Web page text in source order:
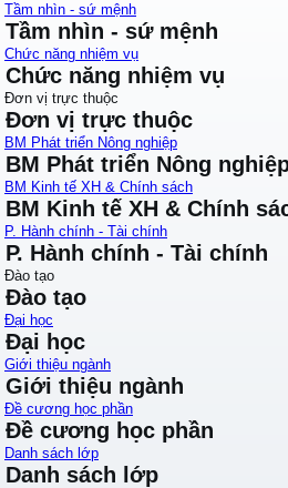
Tầm nhìn - sứ mệnh
Tầm nhìn - sứ mệnh
Chức năng nhiệm vụ
Chức năng nhiệm vụ
Đơn vị trực thuộc
Đơn vị trực thuộc
BM Phát triển Nông nghiệp
BM Phát triển Nông
BM Kinh tế XH & Chính sách
BM Kinh tế XH & Chính
P. Hành chính - Tài chính
P. Hành chính - Tài chính
Đào tạo
Đào tạo
Đại học
Đại học
Giới thiệu ngành
Giới thiệu ngành
Đề cương học phần
Đề cương học phần
Danh sách lớp
Danh sách lớp